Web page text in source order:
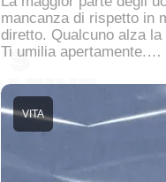
mancanza di rispetto in
diretto. Qualcuno alza
Ti umilia apertamente.…
VITA